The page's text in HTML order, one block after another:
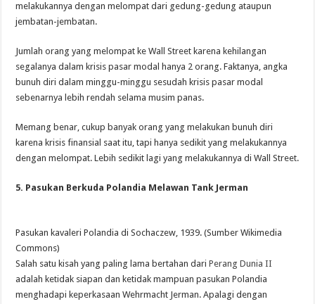
melakukannya dengan melompat dari gedung-gedung ataupun
jembatan-jembatan.
Jumlah orang yang melompat ke Wall Street karena kehilangan
segalanya dalam krisis pasar modal hanya 2 orang. Faktanya, angka
bunuh diri dalam minggu-minggu sesudah krisis pasar modal
sebenarnya lebih rendah selama musim panas.
Memang benar, cukup banyak orang yang melakukan bunuh diri
karena krisis finansial saat itu, tapi hanya sedikit yang melakukannya
dengan melompat. Lebih sedikit lagi yang melakukannya di Wall Street.
5. Pasukan Berkuda Polandia Melawan Tank Jerman
Pasukan kavaleri Polandia di Sochaczew, 1939. (Sumber Wikimedia
Commons)
Salah satu kisah yang paling lama bertahan dariPerang Dunia II
adalah ketidak siapan dan ketidak mampuan pasukan Polandia
menghadapi keperkasaan Wehrmacht Jerman. Apalagi dengan